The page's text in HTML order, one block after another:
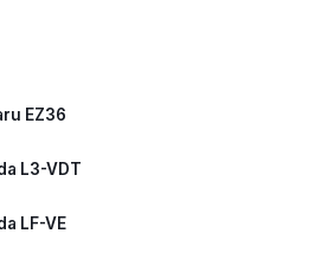
EZ36
L3-VDT
LF-VE